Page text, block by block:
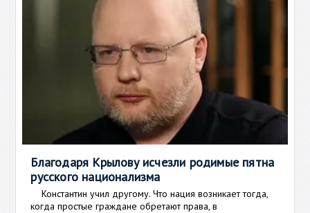
Благодаря Крылову исчезли родимые пятна
русского национализма
Константин учил другому. Что нация возникает тогда,
когда простые граждане обретают права, в